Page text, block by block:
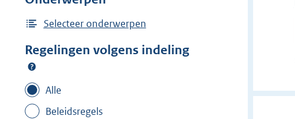
Selecteer onderwerpen
Regelingen volgens indeling
Alle
Beleidsregels